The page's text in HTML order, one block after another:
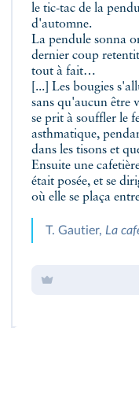
le tic-tac de la
d'automne.
La pendule sonna
dernier coup
tout à fait…
[...] Les bougies
sans qu'aucun être
se prit à souffler le
asthmatique,
dans les tisons et
Ensuite une
était posée, et se
où elle se plaça
T. Gautier, La